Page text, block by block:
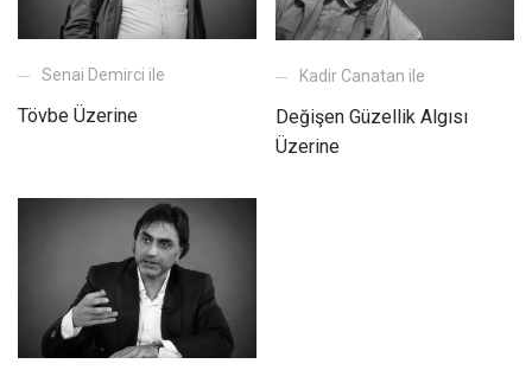
Senai Demirci ile
Tövbe Üzerine
Kadir Canatan ile
Değişen Güzellik Algısı
Üzerine